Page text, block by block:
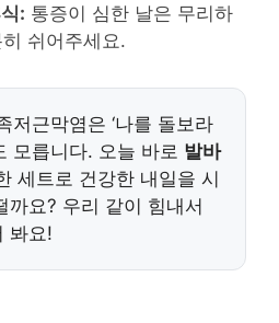
: 통증이 심한 날은 무리하
쉬어주세요.
저근막염은 ‘나를 돌보라
모릅니다. 오늘 바로 발바
세트로 건강한 내일을 시
까요? 우리 같이 힘내서
봐요!